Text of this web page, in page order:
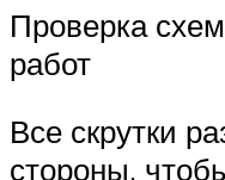
Проверка
работ
Все скрутки
стороны,